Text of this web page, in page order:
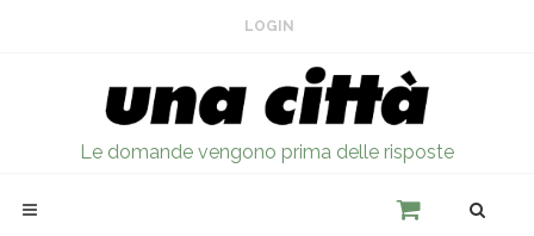
LOGIN
Le domande vengono prima delle risposte